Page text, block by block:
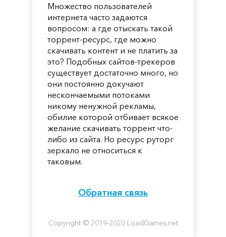
Множество пользователей
интернета часто задаются
вопросом: а где отыскать такой
торрент-ресурс, где можно
скачивать контент и не платить за
это? Подобных сайтов-трекеров
существует достаточно много, но
они постоянно докучают
нескончаемыми потоками
никому ненужной рекламы,
обилие которой отбивает всякое
желание скачивать торрент что-
либо из сайта. Но ресурс руторг
зеркало не относиться к
таковым.
Обратная связь
Copyright © 2019-2020 LoadGames.net